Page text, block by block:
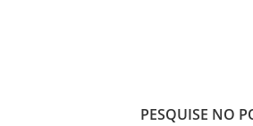
PESQUISE NO